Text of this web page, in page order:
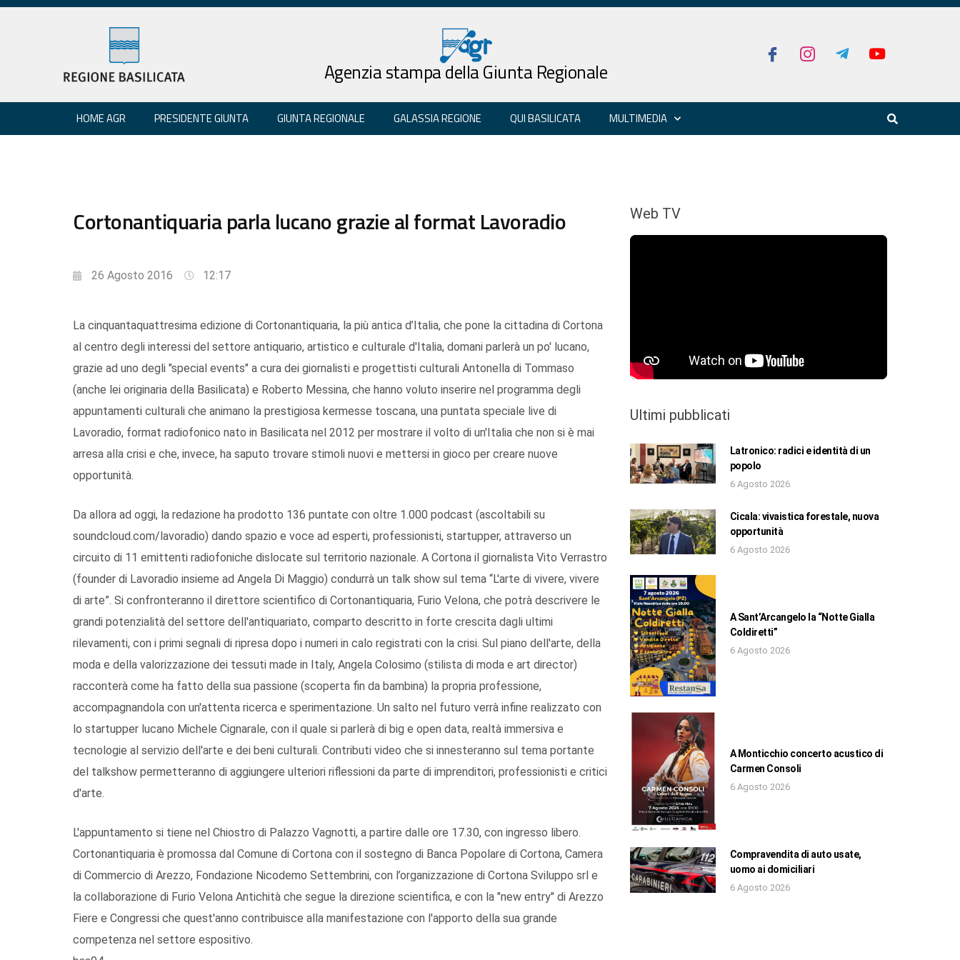
Agenzia stampa della Giunta Regionale
HOME AGR PRESIDENTE GIUNTA GIUNTA REGIONALE GALASSIA REGIONE QUI BASILICATA MULTIMEDIA
Cortonantiquaria parla lucano grazie al format Lavoradio
26 Agosto 2016 12:17
La cinquantaquattresima edizione di Cortonantiquaria, la più antica d’Italia, che pone la cittadina di Cortona
al centro degli interessi del settore antiquario, artistico e culturale d'Italia, domani parlerà un po' lucano,
grazie ad uno degli "special events" a cura dei giornalisti e progettisti culturali Antonella di Tommaso
(anche lei originaria della Basilicata) e Roberto Messina, che hanno voluto inserire nel programma degli
appuntamenti culturali che animano la prestigiosa kermesse toscana, una puntata speciale live di
Lavoradio, format radiofonico nato in Basilicata nel 2012 per mostrare il volto di un'Italia che non si è mai
arresa alla crisi e che, invece, ha saputo trovare stimoli nuovi e mettersi in gioco per creare nuove
opportunità.
Da allora ad oggi, la redazione ha prodotto 136 puntate con oltre 1.000 podcast (ascoltabili su
soundcloud.com/lavoradio) dando spazio e voce ad esperti, professionisti, startupper, attraverso un
circuito di 11 emittenti radiofoniche dislocate sul territorio nazionale. A Cortona il giornalista Vito Verrastro
(founder di Lavoradio insieme ad Angela Di Maggio) condurrà un talk show sul tema “L'arte di vivere, vivere
di arte”. Si confronteranno il direttore scientifico di Cortonantiquaria, Furio Velona, che potrà descrivere le
grandi potenzialità del settore dell'antiquariato, comparto descritto in forte crescita dagli ultimi
rilevamenti, con i primi segnali di ripresa dopo i numeri in calo registrati con la crisi. Sul piano dell'arte, della
moda e della valorizzazione dei tessuti made in Italy, Angela Colosimo (stilista di moda e art director)
racconterà come ha fatto della sua passione (scoperta fin da bambina) la propria professione,
accompagnandola con un'attenta ricerca e sperimentazione. Un salto nel futuro verrà infine realizzato con
lo startupper lucano Michele Cignarale, con il quale si parlerà di big e open data, realtà immersiva e
tecnologie al servizio dell'arte e dei beni culturali. Contributi video che si innesteranno sul tema portante
del talkshow permetteranno di aggiungere ulteriori riflessioni da parte di imprenditori, professionisti e critici
d'arte.
L'appuntamento si tiene nel Chiostro di Palazzo Vagnotti, a partire dalle ore 17.30, con ingresso libero.
Cortonantiquaria è promossa dal Comune di Cortona con il sostegno di Banca Popolare di Cortona, Camera
di Commercio di Arezzo, Fondazione Nicodemo Settembrini, con l’organizzazione di Cortona Sviluppo srl e
la collaborazione di Furio Velona Antichità che segue la direzione scientifica, e con la "new entry" di Arezzo
Fiere e Congressi che quest'anno contribuisce alla manifestazione con l'apporto della sua grande
competenza nel settore espositivo.
Web TV
Ultimi pubblicati
Latronico: radici e identità di un
popolo
6 Agosto 2026
Cicala: vivaistica forestale, nuova
opportunità
6 Agosto 2026
A Sant’Arcangelo la “Notte Gialla
Coldiretti”
6 Agosto 2026
A Monticchio concerto acustico di
Carmen Consoli
6 Agosto 2026
Compravendita di auto usate,
uomo ai domiciliari
6 Agosto 2026